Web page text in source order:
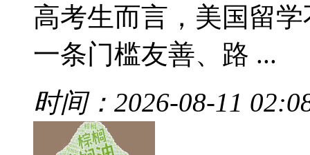
高考生而言，美国留
一条门槛友善、路 ...
时间：2026-08-11